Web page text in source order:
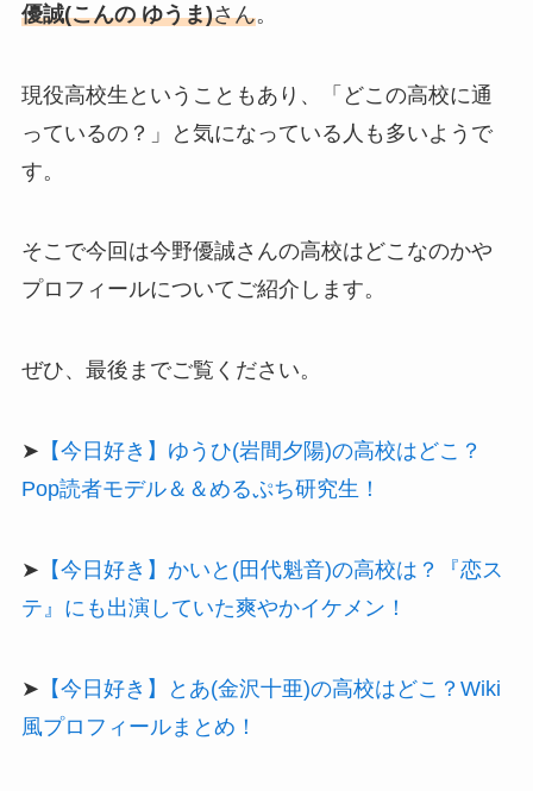
優誠(こんの ゆうま)さん。
現役高校生ということもあり、「どこの高校に通
っているの？」と気になっている人も多いようで
す。
そこで今回は今野優誠さんの高校はどこなのかや
プロフィールについてご紹介します。
ぜひ、最後までご覧ください。
➤ 【今日好き】ゆうひ(岩間夕陽)の高校はどこ？
Pop読者モデル＆＆めるぷち研究生！
➤ 【今日好き】かいと(田代魁音)の高校は？『恋ス
テ』にも出演していた爽やかイケメン！
➤ 【今日好き】とあ(金沢十亜)の高校はどこ？Wiki
風プロフィールまとめ！